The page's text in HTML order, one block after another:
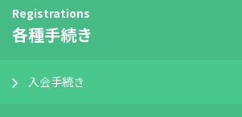
Registrations
各種手続き
入会手続き